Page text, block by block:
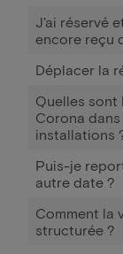
J'ai réservé
encore reçu
Déplacer la
Quelles sont
Corona
installations
Puis-je
autre date ?
Comment la
structurée ?